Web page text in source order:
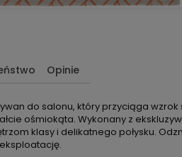
Opinie
do salonu, który przyciąga wzrok
ośmiokąta. Wykonany z
klasy i delikatnego połysku.